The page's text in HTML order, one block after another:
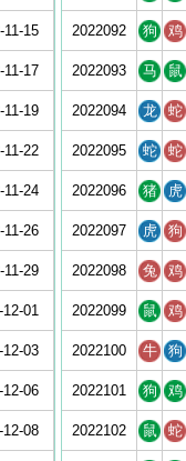
11-15
11-17
11-19
11-22
11-24
11-26
11-29
12-01
12-03
12-06
12-08
2022092 狗 鸡
2022093 马 鼠
2022094 龙 蛇
2022095 蛇 蛇
2022096 猪 虎
2022097 虎 狗
2022098 兔 鸡
2022099 鼠 鸡
2022100 牛 狗
2022101 狗 鸡
2022102 鼠 蛇